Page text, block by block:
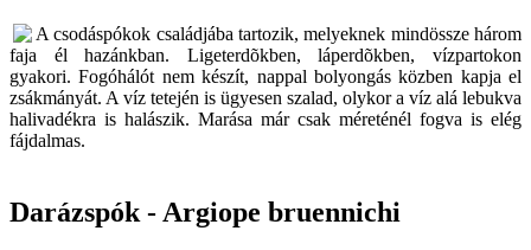
A csodáspókok családjába tartozik, melyeknek mindössze három
faja él hazánkban. Ligeterdõkben, láperdõkben, vízpartokon
gyakori. Fogóhálót nem készít, nappal bolyongás közben kapja el
zsákmányát. A víz tetején is ügyesen szalad, olykor a víz alá lebukva
halivadékra is halászik. Marása már csak méreténél fogva is elég
fájdalmas.
Darázspók - Argiope bruennichi